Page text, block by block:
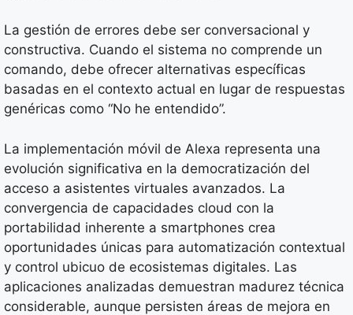
La gestión de errores debe ser conversacional y
constructiva. Cuando el sistema no comprende un
comando, debe ofrecer alternativas específicas
basadas en el contexto actual en lugar de respuestas
genéricas como “No he entendido”.
La implementación móvil de Alexa representa una
evolución significativa en la democratización del
acceso a asistentes virtuales avanzados. La
convergencia de capacidades cloud con la
portabilidad inherente a smartphones crea
oportunidades únicas para automatización contextual
y control ubicuo de ecosistemas digitales. Las
aplicaciones analizadas demuestran madurez técnica
considerable, aunque persisten áreas de mejora en